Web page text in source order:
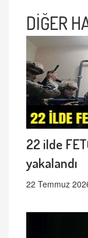
DİĞER
22 ilde
yakalandı
22 Temmuz